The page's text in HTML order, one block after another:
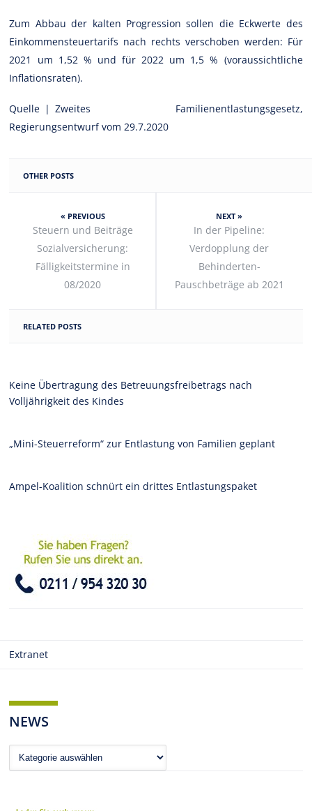
Zum Abbau der kalten Progression sollen die Eckwerte des
Einkommensteuertarifs nach rechts verschoben werden: Für
2021 um 1,52 % und für 2022 um 1,5 % (voraussichtliche
Inflationsraten).
Quelle | Zweites Familienentlastungsgesetz,
Regierungsentwurf vom 29.7.2020
OTHER POSTS
« PREVIOUS
Steuern und Beiträge
Sozialversicherung:
Fälligkeitstermine in
08/2020
NEXT »
In der Pipeline:
Verdopplung der
Behinderten-
Pauschbeträge ab 2021
RELATED POSTS
Keine Übertragung des Betreuungsfreibetrags nach
Volljährigkeit des Kindes
„Mini-Steuerreform“ zur Entlastung von Familien geplant
Ampel-Koalition schnürt ein drittes Entlastungspaket
Extranet
NEWS
News